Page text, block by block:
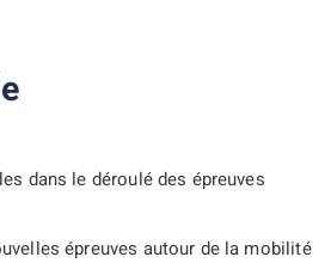
dans le déroulé des épreuves
épreuves autour de la mobilité